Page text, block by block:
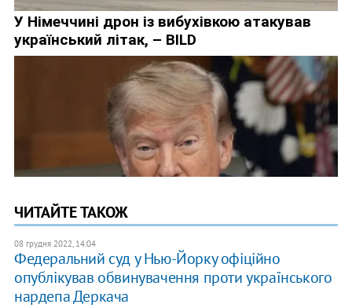
ЧИТАЙТЕ ТАКОЖ
08 грудня 2022, 14:04
Федеральний суд у Нью-Йорку офіційно
опублікував обвинувачення проти українського
нардепа Деркача